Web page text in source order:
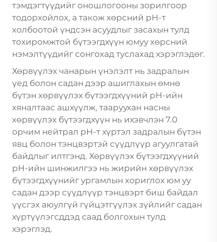
тэмдэгтүүдийг оношлогооны зорилгоор
тодорхойлох, а також хөрсний pH-т
холбоотой үндсэн асуудлыг засахын тулд
тохиромжтой бүтээгдхүүн юмуу хөрсний
нэмэлтүүдийг сонгохад туслахад хэрэглэдөг.
Хөрвүүлэх чанарын үнэлэлт нь задралын
үед болон садан дээр ашиглахын өмнө
бүтэн хөрвүүлэх бүтээгдхүүний pH-ийн
хяналтаас ашхүүлж, тааруухан насны
хөрвүүлэх бүтээгдхүүн нь ихэвчлэн 7.0
орчим нейтрал pH-т хүртэл задралын бүтэн
явц болон тэнцвэртэй сүүдлүүр агуулгатай
байдлыг илтгэнд. Хөрвүүлэх бүтээгдхүүний
pH-ийн шинжилгээ нь жирийн хөрвүүлэх
бүтээгдхүүнийг ургамлын хориглох юм уу
садан дээр сүүдлүүр тэнцвэрт биш байдал
үүсгэх аюулгүй гүйцэтгүүлэх зүйлийг садан
хүртүүлэгсддэд саад болгохын тулд
хэрэглэд.